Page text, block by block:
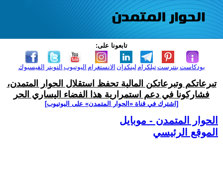
تابعونا على:
الفيسبوك التويتر اليوتيوب الانستغرام لينكدإن تيلكرامبنترست بودكاست
تبرعاتكم وتبرعاتكن المالية تحفظ استقلال الحوار المتمدن،
فشاركونا في دعم استمرارية هذا الفضاء اليساري الحر
[اشترك في قناة ‫«الحوار المتمدن» على اليوتيوب]
الحوار المتمدن - موبايل
الموقع الرئيسي